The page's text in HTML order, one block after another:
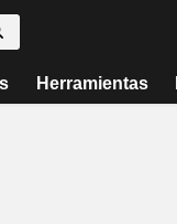
Herramientas